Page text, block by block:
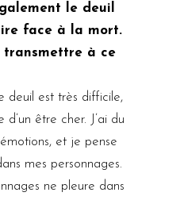
le deuil
face à la mort.
transmettre à ce
deuil est très difficile,
être cher. J’ai du
et je pense
mes personnages.
ne pleure dans